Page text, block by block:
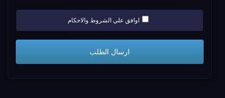
اوافق علي الشروط والاحكام